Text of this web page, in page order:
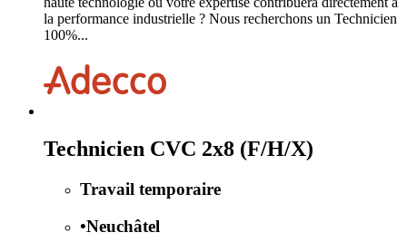
la performance industrielle ? Nous recherchons un Technicien
100%...
Technicien CVC 2x8 (F/H/X)
Travail temporaire
•Neuchâtel